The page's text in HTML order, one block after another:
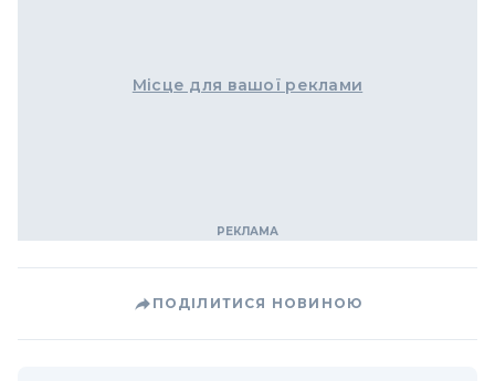
Місце для вашої реклами
ПОДІЛИТИСЯ НОВИНОЮ